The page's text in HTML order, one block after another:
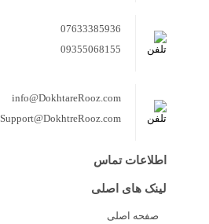
07633385936
09355068155
info@DokhtareRooz.com
Support@DokhtreRooz.com
اطلاعات تماس
لینک های اصلی
صفحه اصلی